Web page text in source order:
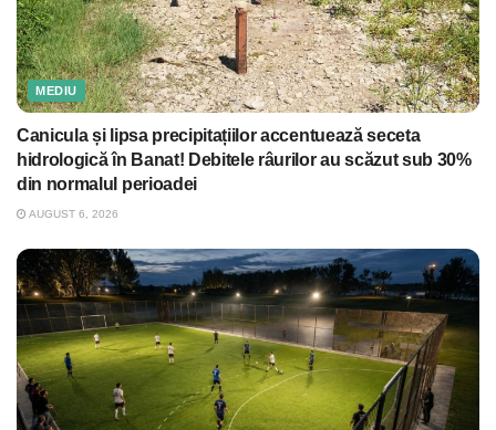
MEDIU
Canicula și lipsa precipitațiilor accentuează seceta
hidrologică în Banat! Debitele râurilor au scăzut sub 30%
din normalul perioadei
AUGUST 6, 2026